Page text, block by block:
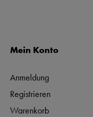
Mein Konto
Anmeldung
Registrieren
Warenkorb